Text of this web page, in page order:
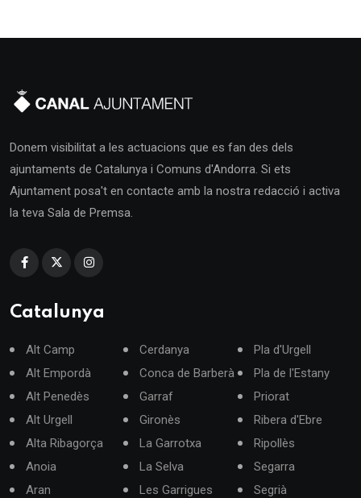
Donem visibilitat a les actuacions que es fan des dels
ajuntaments de Catalunya i Comuns d'Andorra. Si ets
Ajuntament posa't en contacte amb la nostra redacció i activa
la teva Sala de Premsa.
Catalunya
Alt Camp
Alt Empordà
Alt Penedès
Alt Urgell
Alta Ribagorça
Anoia
Aran
Cerdanya
Conca de Barberà
Garraf
Gironès
La Garrotxa
La Selva
Les Garrigues
Pla d'Urgell
Pla de l'Estany
Priorat
Ribera d'Ebre
Ripollès
Segarra
Segrià